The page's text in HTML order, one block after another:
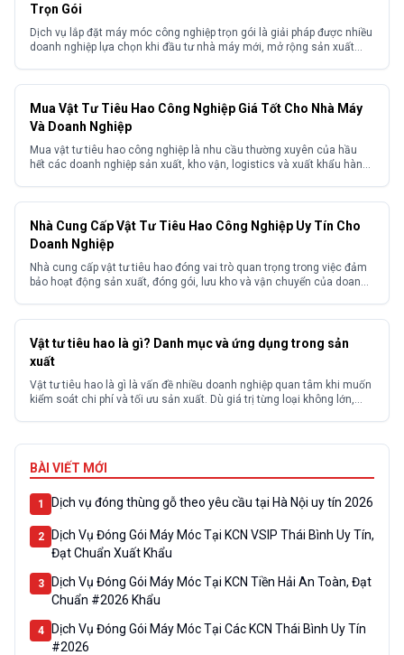
Trọn Gói
Dịch vụ lắp đặt máy móc công nghiệp trọn gói là giải pháp được nhiều
doanh nghiệp lựa chọn khi đầu tư nhà máy mới, mở rộng sản xuất
Mua Vật Tư Tiêu Hao Công Nghiệp Giá Tốt Cho Nhà Máy
Và Doanh Nghiệp
Mua vật tư tiêu hao công nghiệp là nhu cầu thường xuyên của hầu
hết các doanh nghiệp sản xuất, kho vận, logistics và xuất khẩu hàng
Nhà Cung Cấp Vật Tư Tiêu Hao Công Nghiệp Uy Tín Cho
Doanh Nghiệp
Nhà cung cấp vật tư tiêu hao đóng vai trò quan trọng trong việc đảm
bảo hoạt động sản xuất, đóng gói, lưu kho và vận chuyển của doanh
Vật tư tiêu hao là gì? Danh mục và ứng dụng trong sản
xuất
Vật tư tiêu hao là gì là vấn đề nhiều doanh nghiệp quan tâm khi muốn
kiểm soát chi phí và tối ưu sản xuất. Dù giá trị từng loại không lớn,
BÀI VIẾT MỚI
1 Dịch vụ đóng thùng gỗ theo yêu cầu tại Hà Nội uy tín 2026
2
Dịch Vụ Đóng Gói Máy Móc Tại KCN VSIP Thái Bình Uy Tín,
Đạt Chuẩn Xuất Khẩu
3
Dịch Vụ Đóng Gói Máy Móc Tại KCN Tiền Hải An Toàn, Đạt
Chuẩn #2026 Khẩu
4
Dịch Vụ Đóng Gói Máy Móc Tại Các KCN Thái Bình Uy Tín
#2026